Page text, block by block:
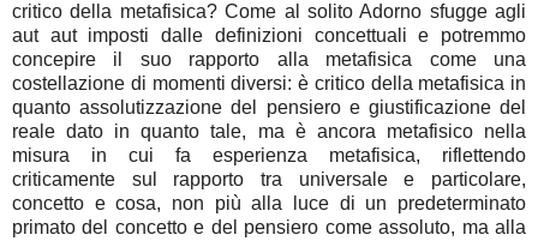
critico della metafisica? Come al solito Adorno sfugge agli
aut aut imposti dalle definizioni concettuali e potremmo
concepire il suo rapporto alla metafisica come una
costellazione di momenti diversi: è critico della metafisica in
quanto assolutizzazione del pensiero e giustificazione del
reale dato in quanto tale, ma è ancora metafisico nella
misura in cui fa esperienza metafisica, riflettendo
criticamente sul rapporto tra universale e particolare,
concetto e cosa, non più alla luce di un predeterminato
primato del concetto e del pensiero come assoluto, ma alla